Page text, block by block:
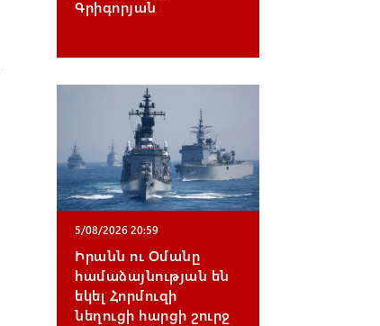
Գրիգորյան
5/08/2026 20:59
Իրանն ու Օմանը
համաձայնության են
եկել Հորմուզի
նեղուցի հարցի շուրջ